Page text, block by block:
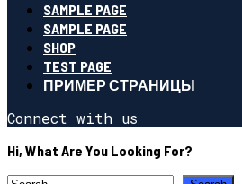
SAMPLE PAGE
SAMPLE PAGE
SHOP
TEST PAGE
ПРИМЕР СТРАНИЦЫ
Connect with us
Hi, What Are You Looking For?